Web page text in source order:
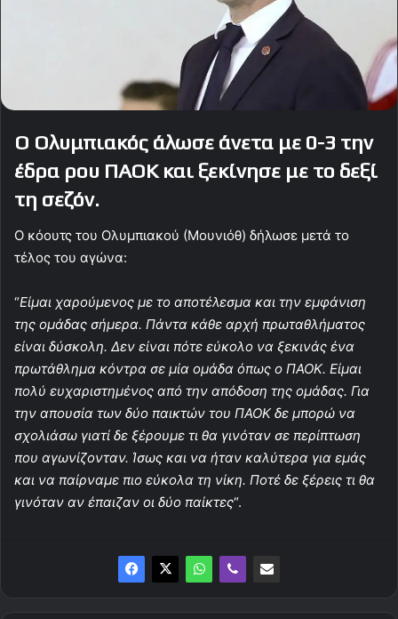
Ο Ολυμπιακός άλωσε άνετα με 0-3 την
έδρα ρου ΠΑΟΚ και ξεκίνησε με το δεξί
τη σεζόν.
O κόουτς του Ολυμπιακού (Μουνιόθ) δήλωσε μετά το
τέλος του αγώνα:
“Είμαι χαρούμενος με το αποτέλεσμα και την εμφάνιση
της ομάδας σήμερα. Πάντα κάθε αρχή πρωταθλήματος
είναι δύσκολη. Δεν είναι πότε εύκολο να ξεκινάς ένα
πρωτάθλημα κόντρα σε μία ομάδα όπως ο ΠΑΟΚ. Είμαι
πολύ ευχαριστημένος από την απόδοση της ομάδας. Για
την απουσία των δύο παικτών του ΠΑΟΚ δε μπορώ να
σχολιάσω γιατί δε ξέρουμε τι θα γινόταν σε περίπτωση
που αγωνίζονταν. Ίσως και να ήταν καλύτερα για εμάς
και να παίρναμε πιο εύκολα τη νίκη. Ποτέ δε ξέρεις τι θα
γινόταν αν έπαιζαν οι δύο παίκτες“.